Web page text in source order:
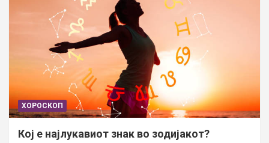
ХОРОСКОП
Кој е најлукавиот знак во зодијакот?